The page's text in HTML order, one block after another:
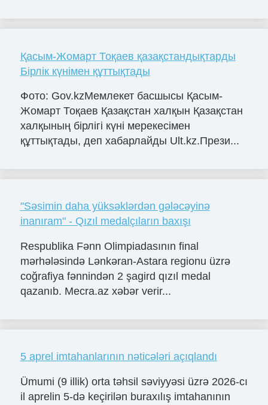
Қасым-Жомарт Тоқаев қазақстандықтарды
Бірлік күнімен құттықтады
Фото: Gov.kzМемлекет басшысы Қасым-
Жомарт Тоқаев Қазақстан халқын Қазақстан
халқының бірлігі күні мерекесімен
құттықтады, деп хабарлайды Ult.kz.Прези...
"Səsimin daha yüksəklərdən gələcəyinə
inanıram" - Qızıl medalçıların baxışı
Respublika Fənn Olimpiadasının final
mərhələsində Lənkəran-Astara regionu üzrə
coğrafiya fənnindən 2 şagird qızıl medal
qazanıb. Mecra.az xəbər verir...
5 aprel imtahanlarının nəticələri açıqlandı
Ümumi (9 illik) orta təhsil səviyyəsi üzrə 2026-cı
il aprelin 5-də keçirilən buraxılış imtahanının